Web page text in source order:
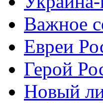
Важное
Евреи
Герой
Новый